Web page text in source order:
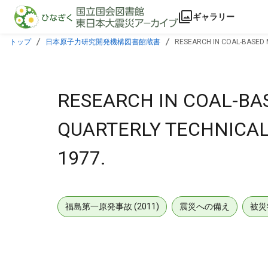
本文に飛ぶ
ギャラリー
トップ 日本原子力研究開発機構図書館蔵書 RESEARCH IN COAL-
RESEARCH IN COAL-
QUARTERLY
1977.
福島第一原発事故 (2011) 震災への備え 被災